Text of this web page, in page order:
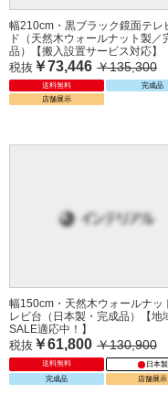
幅210cm・黒ブラック鏡面テレ
ド（天然木ウォールナット製／
品）【搬入設置サービス対応】
税抜 ￥73,446 ￥135,300
送料無料
完成品
店舗展示
幅150cm・天然木ウォールナッ
レビ台（日本製・完成品）【地
SALE適応中！】
税抜 ￥61,800 ￥130,900
送料無料
日本製
完成品
店舗展示